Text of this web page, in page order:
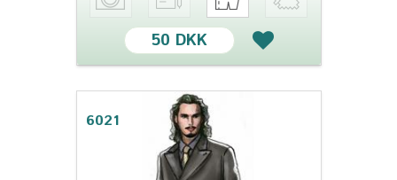
50 DKK
6021